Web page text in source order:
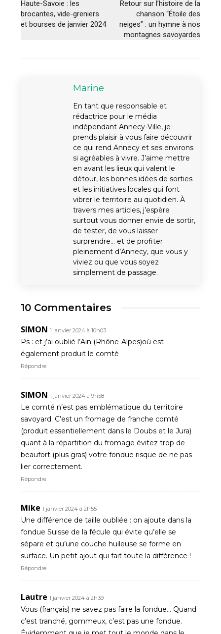
Haute-Savoie : les
brocantes, vide-greniers
et bourses de janvier 2024
Retour sur l’histoire de la
chanson “Étoile des
neiges” : un hymne à nos
montagnes savoyardes
Marine
En tant que responsable et
rédactrice pour le média
indépendant Annecy-Ville, je
prends plaisir à vous faire découvrir
ce qui rend Annecy et ses environs
si agréables à vivre. J’aime mettre
en avant les lieux qui valent le
détour, les bonnes idées de sorties
et les initiatives locales qui font
vibrer le territoire au quotidien. À
travers mes articles, j’espère
surtout vous donner envie de sortir,
de tester, de vous laisser
surprendre… et de profiter
pleinement d’Annecy, que vous y
viviez ou que vous soyez
simplement de passage.
10 Commentaires
SIMON 1 janvier 2024 à 10h03
Ps : et j’ai oublié l’Ain (Rhône-Alpes)où est
également produit le comté
Répondre
SIMON 1 janvier 2024 à 9h58
Le comté n’est pas emblématique du territoire
savoyard. C’est un fromage de franche comté
(produit essentiellement dans le Doubs et le Jura)
quant à la répartition du fromage évitez trop de
beaufort (plus gras) votre fondue risque de ne pas
lier correctement.
Répondre
Mike 1 janvier 2024 à 2h55
Une différence de taille oubliée : on ajoute dans la
fondue Suisse de la fécule qui évite qu’elle se
sépare et qu’une couche huileuse se forme en
surface. Un petit ajout qui fait toute la différence !
Répondre
Lautre 1 janvier 2024 à 2h39
Vous (français) ne savez pas faire la fondue… Quand
c’est tranché, gommeux, c’est pas une fondue.